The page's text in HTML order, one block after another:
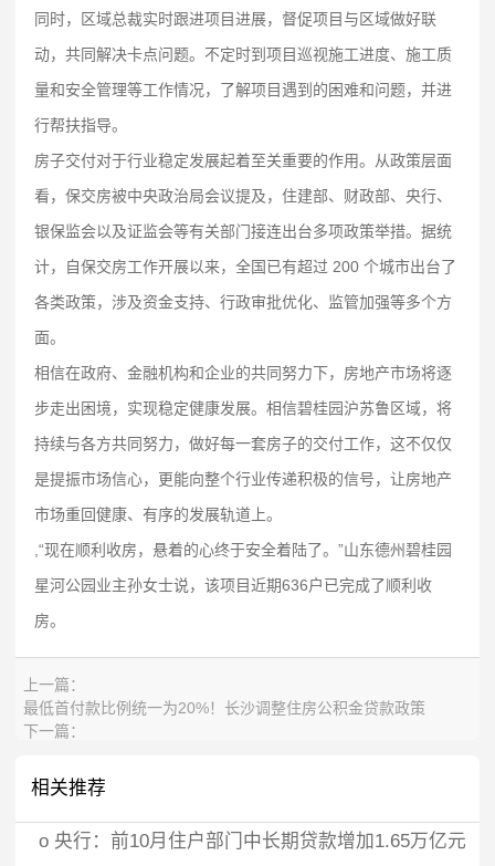
同时，区域总裁实时跟进项目进展，督促项目与区域做好联
动，共同解决卡点问题。不定时到项目巡视施工进度、施工质
量和安全管理等工作情况，了解项目遇到的困难和问题，并进
行帮扶指导。
房子交付对于行业稳定发展起着至关重要的作用。从政策层面
看，保交房被中央政治局会议提及，住建部、财政部、央行、
银保监会以及证监会等有关部门接连出台多项政策举措。据统
计，自保交房工作开展以来，全国已有超过 200 个城市出台了
各类政策，涉及资金支持、行政审批优化、监管加强等多个方
面。
相信在政府、金融机构和企业的共同努力下，房地产市场将逐
步走出困境，实现稳定健康发展。相信碧桂园沪苏鲁区域，将
持续与各方共同努力，做好每一套房子的交付工作，这不仅仅
是提振市场信心，更能向整个行业传递积极的信号，让房地产
市场重回健康、有序的发展轨道上。
,“现在顺利收房，悬着的心终于安全着陆了。”山东德州碧桂园
星河公园业主孙女士说，该项目近期636户已完成了顺利收
房。
上一篇：
最低首付款比例统一为20%！长沙调整住房公积金贷款政策
下一篇：
相关推荐
o 央行：前10月住户部门中长期贷款增加1.65万亿元